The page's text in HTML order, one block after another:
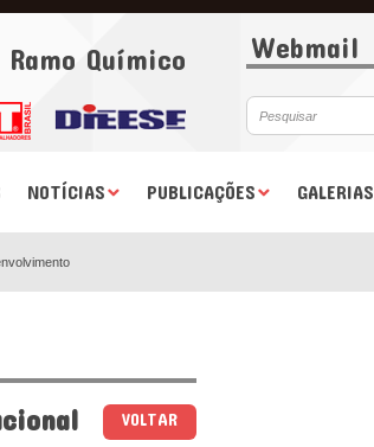
Químico Webmail
NOTÍCIAS PUBLICAÇÕES GALERIAS
VOLTAR